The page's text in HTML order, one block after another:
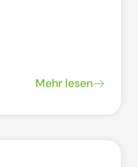
Mehr lesen